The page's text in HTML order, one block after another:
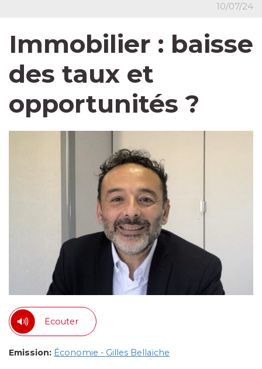
10/07/24
Immobilier : baisse
des taux et
opportunités ?
Ecouter
Emission: Économie - Gilles Bellaïche